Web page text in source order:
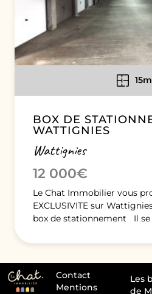
BOX DE
WATTIGNIES
Wattignies
12 000€
Le Chat Immobilier vous
EXCLUSIVITE sur
box de stationnement Il se
Contact
Mentions
Les
de